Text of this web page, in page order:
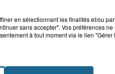
en sélectionnant les finalités et/ou
sans accepter". Vos préférences
à tout moment via le lien